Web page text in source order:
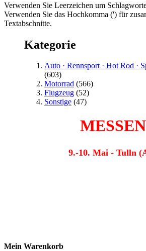
Verwenden Sie Leerzeichen um
Verwenden Sie das Hochkomma (') für
Textabschnitte.
Kategorie
Auto · Rennsport · Hot Rod ·
(603)
Motorrad (566)
Flugzeug (52)
Sonstige (47)
MESSEN
9.-10. Mai - Tulln
Mein Warenkorb